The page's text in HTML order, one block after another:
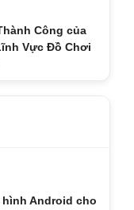
Công của
Vực Đồ Chơi
hình Android cho